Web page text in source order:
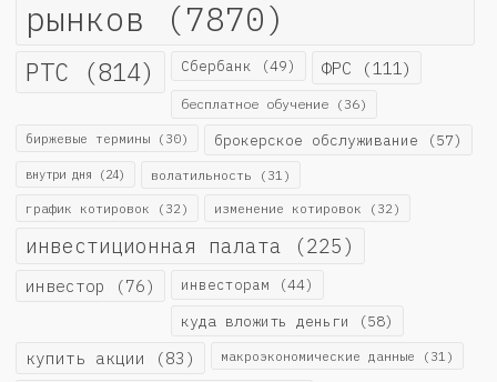
рынков (7870)
РТС (814) Сбербанк (49) ФРС (111)
бесплатное обучение (36)
биржевые термины (30) брокерское обслуживание (57)
внутри дня (24) волатильность (31)
график котировок (32) изменение котировок (32)
инвестиционная палата (225)
инвестор (76) инвесторам (44)
куда вложить деньги (58)
купить акции (83) макроэкономические данные (31)